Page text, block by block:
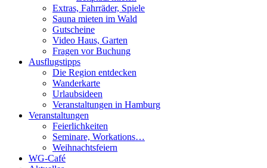
Extras, Fahrräder, Spiele
Sauna mieten im Wald
Gutscheine
Video Haus, Garten
Fragen vor Buchung
Ausflugstipps
Die Region entdecken
Wanderkarte
Urlaubsideen
Veranstaltungen in Hamburg
Veranstaltungen
Feierlichkeiten
Seminare, Workations…
Weihnachtsfeiern
WG-Café